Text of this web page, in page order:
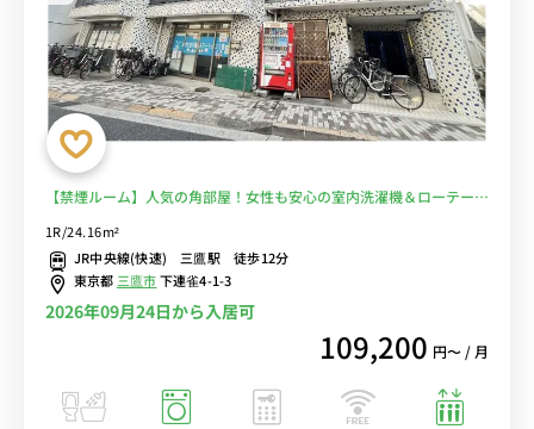
【禁煙ルーム】人気の角部屋！女性も安心の室内洗濯機＆ローテーブ
でのんびり■選べるWi-Fi格安レンタル中！
1R/24.16m²
JR中央線(快速) 三鷹駅 徒歩12分
東京都 三鷹市下連雀4-1-3
2026年09月24日から入居可
109,200 円〜 / 月